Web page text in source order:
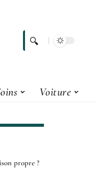
Voiture
propre ?